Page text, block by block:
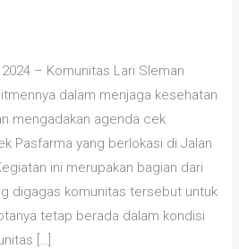
– Komunitas Lari Sleman
dalam menjaga kesehatan
mengadakan agenda cek
Pasfarma yang berlokasi di Jalan
ini merupakan bagian dari
digagas komunitas tersebut untuk
tetap berada dalam kondisi
[…]